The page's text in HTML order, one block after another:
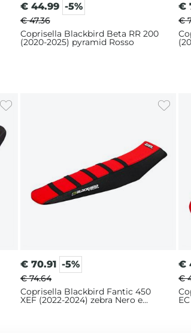
€ 44.99 -5%
€ 47.36
Coprisella Blackbird Beta RR 200
(2020-2025) pyramid Rosso
€
€
€ 70.91 -5%
€ 74.64
Coprisella Blackbird Fantic 450
XEF (2022-2024) zebra Nero e
Rosso
€
€